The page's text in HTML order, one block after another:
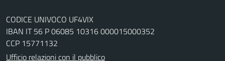
CODICE UNIVOCO UF4VIX
IBAN IT 56 P 06085 10316 000015000352
CCP 15771132
Ufficio relazioni con il pubblico